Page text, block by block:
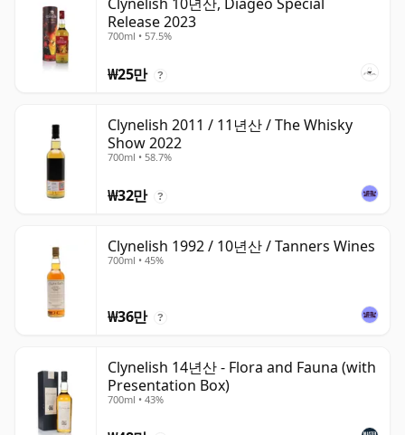
Release 2023
700ml • 57.5%
₩25만 ?
Clynelish 2011 / 11년산 / The Whisky
Show 2022
700ml • 58.7%
₩32만 ?
Clynelish 1992 / 10년산 / Tanners Wines
700ml • 45%
₩36만 ?
Clynelish 14년산 - Flora and Fauna (with
Presentation Box)
700ml • 43%